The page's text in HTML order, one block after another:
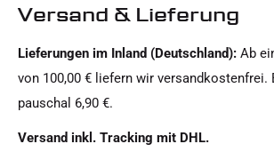
Blinker und Kennzeichenbeleuchtung
Dieses Angebot kann Beispielbilder enthalten, deren Inhalt über den
Revolution Max, Milwaukee-Eight, Twin
VRSC, Evolution Evo, Sportster Evolution,
Glas:
getönt
Versand & Lieferung
Lieferungen im Inland (Deutschland): Ab
von 100,00 € liefern wir versandkostenfrei.
pauschal 6,90 €.
Versand inkl. Tracking mit DHL.